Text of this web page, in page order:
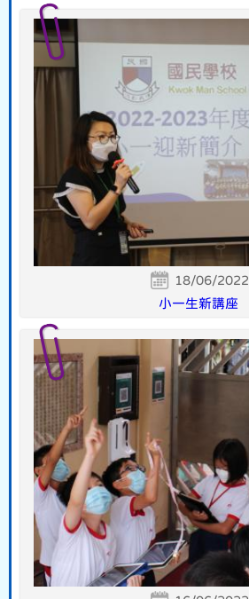
18/06/2022
小一生新講座